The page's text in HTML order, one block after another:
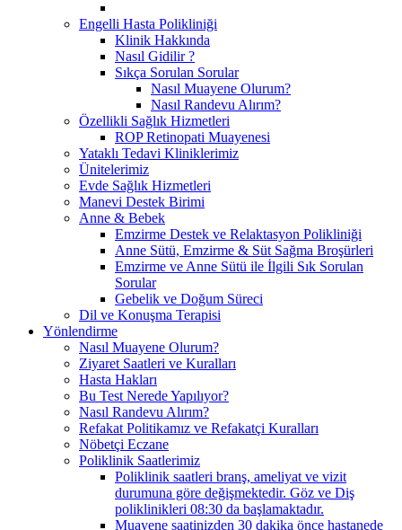
Engelli Hasta Polikliniği
Klinik Hakkında
Nasıl Gidilir ?
Sıkça Sorulan Sorular
Nasıl Muayene Olurum?
Nasıl Randevu Alırım?
Özellikli Sağlık Hizmetleri
ROP Retinopati Muayenesi
Yataklı Tedavi Kliniklerimiz
Ünitelerimiz
Evde Sağlık Hizmetleri
Manevi Destek Birimi
Anne & Bebek
Emzirme Destek ve Relaktasyon Polikliniği
Anne Sütü, Emzirme & Süt Sağma Broşürleri
Emzirme ve Anne Sütü ile İlgili Sık Sorulan
Sorular
Gebelik ve Doğum Süreci
Dil ve Konuşma Terapisi
Yönlendirme
Nasıl Muayene Olurum?
Ziyaret Saatleri ve Kuralları
Hasta Hakları
Bu Test Nerede Yapılıyor?
Nasıl Randevu Alırım?
Refakat Politikamız ve Refakatçi Kuralları
Nöbetçi Eczane
Poliklinik Saatlerimiz
Poliklinik saatleri branş, ameliyat ve vizit
durumuna göre değişmektedir. Göz ve Diş
poliklinikleri 08:30 da başlamaktadır.
Muayene saatinizden 30 dakika önce hastanede